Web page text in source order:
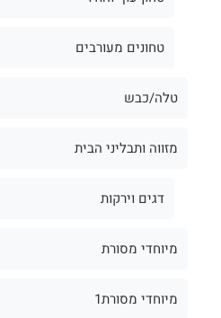
טחונים מעורבים
טלה/כבש
מזווה ותבליני הבית
דגים וירקות
מיוחדי מסורת
מיוחדי מסורת1